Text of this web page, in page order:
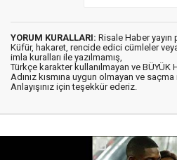
YORUM KURALLARI: Risale Haber yayın
Küfür, hakaret, rencide edici cümleler
imla kuralları ile yazılmamış,
Türkçe karakter kullanılmayan ve BÜYÜK
Adınız kısmına uygun olmayan ve
Anlayışınız için teşekkür ederiz.